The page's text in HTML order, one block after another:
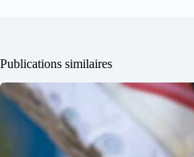
Publications similaires